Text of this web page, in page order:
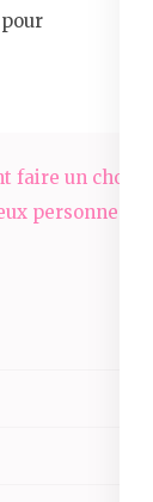
faire un choix
personnes ?